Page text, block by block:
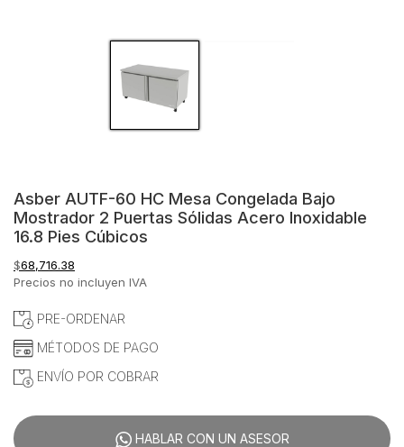
Asber AUTF-60 HC Mesa Congelada Bajo
Mostrador 2 Puertas Sólidas Acero Inoxidable
16.8 Pies Cúbicos
$68,716.38
Precios no incluyen IVA
PRE-ORDENAR
MÉTODOS DE PAGO
ENVÍO POR COBRAR
HABLAR CON UN ASESOR